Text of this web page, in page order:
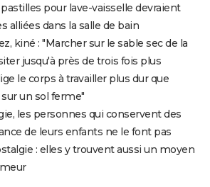
pour lave-vaisselle devraient
alliées dans la salle de bain
kiné : "Marcher sur le sable sec de la
jusqu'à près de trois fois plus
le corps à travailler plus dur que
un sol ferme"
les personnes qui conservent des
de leurs enfants ne le font pas
: elles y trouvent aussi un moyen